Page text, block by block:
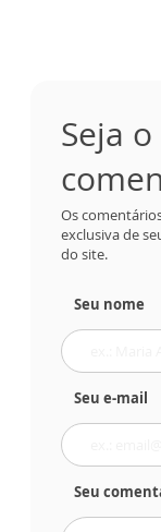
Seja
Os
exclusiva de
do site.
Seu nome
Seu e-mail
Seu